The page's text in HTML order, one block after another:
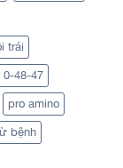
trái
0-48-47
pro amino
bệnh